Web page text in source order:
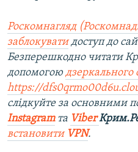
Роскомнагляд
заблокуватидоступ до
Безперешкодно читати
допомогою дзеркального
https://
слідкуйте за основними
Instagramта Viber
встановити VPN.